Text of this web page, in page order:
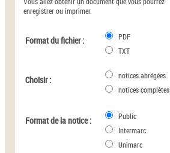
enregistrer ou imprimer.
Format du fichier :
PDF
TXT
Choisir :
notices abrégées
notices complètes
Format de la notice :
Public
Intermarc
Unimarc